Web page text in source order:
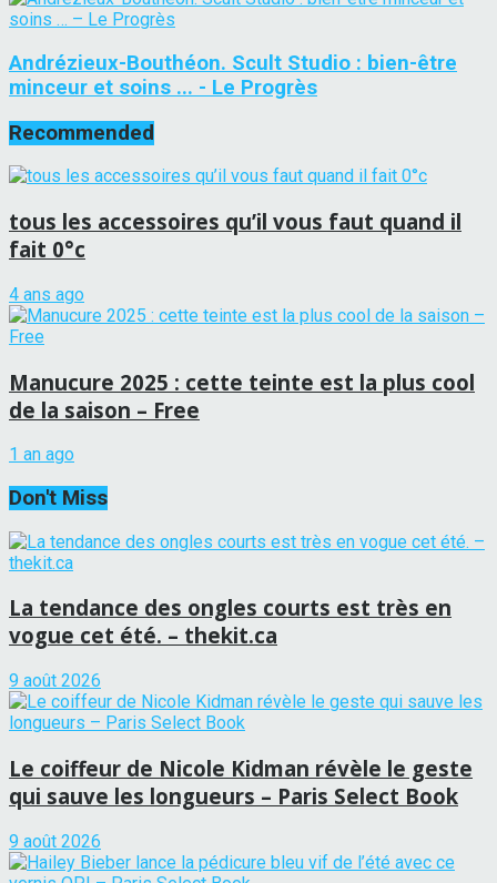
Andrézieux-Bouthéon. Scult Studio : bien-être
minceur et soins ... - Le Progrès
Recommended
tous les accessoires qu’il vous faut quand il
fait 0°c
4 ans ago
Manucure 2025 : cette teinte est la plus cool
de la saison – Free
1 an ago
Don't Miss
La tendance des ongles courts est très en
vogue cet été. – thekit.ca
9 août 2026
Le coiffeur de Nicole Kidman révèle le geste
qui sauve les longueurs – Paris Select Book
9 août 2026